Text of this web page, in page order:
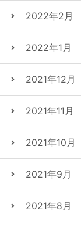
2022年2月
2022年1月
2021年12月
2021年11月
2021年10月
2021年9月
2021年8月